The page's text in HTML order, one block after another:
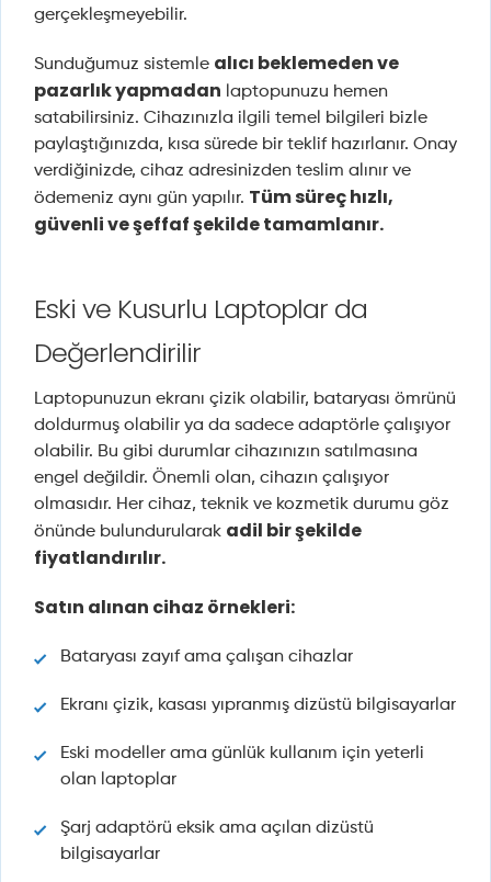
gerçekleşmeyebilir.
Sunduğumuz sistemle alıcı beklemeden ve
pazarlık yapmadan laptopunuzu hemen
satabilirsiniz. Cihazınızla ilgili temel bilgileri bizle
paylaştığınızda, kısa sürede bir teklif hazırlanır. Onay
verdiğinizde, cihaz adresinizden teslim alınır ve
ödemeniz aynı gün yapılır. Tüm süreç hızlı,
güvenli ve şeffaf şekilde tamamlanır.
Eski ve Kusurlu Laptoplar da
Değerlendirilir
Laptopunuzun ekranı çizik olabilir, bataryası ömrünü
doldurmuş olabilir ya da sadece adaptörle çalışıyor
olabilir. Bu gibi durumlar cihazınızın satılmasına
engel değildir. Önemli olan, cihazın çalışıyor
olmasıdır. Her cihaz, teknik ve kozmetik durumu göz
önünde bulundurularak adil bir şekilde
fiyatlandırılır.
Satın alınan cihaz örnekleri:
Bataryası zayıf ama çalışan cihazlar
Ekranı çizik, kasası yıpranmış dizüstü bilgisayarlar
Eski modeller ama günlük kullanım için yeterli
olan laptoplar
Şarj adaptörü eksik ama açılan dizüstü
bilgisayarlar